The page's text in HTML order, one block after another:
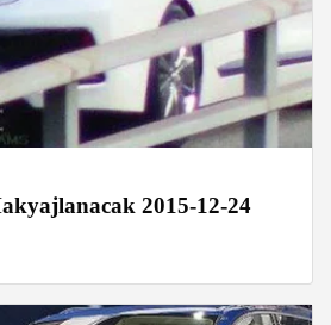
2015-12-24